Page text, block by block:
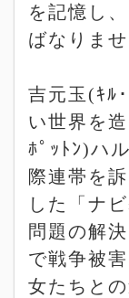
を記憶し
ばなりませ
吉元玉 (ｷﾙ
い世界を
ﾎﾟｯﾄﾝ)ハ
際連帯を
した「ナ
問題の解
で戦争被
女たちと